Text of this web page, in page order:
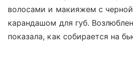
волосами и макияжем с
карандашом для губ.
показала, как собирается на